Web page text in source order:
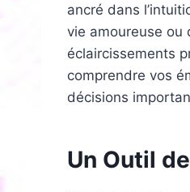
ancré dans
vie amoureuse ou
éclaircissements
comprendre vos
décisions
Un Outil